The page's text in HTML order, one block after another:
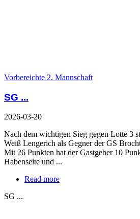
Vorbereichte 2. Mannschaft
SG ...
2026-03-20
Nach dem wichtigen Sieg gegen Lotte 3
Weiß Lengerich als Gegner der GS
Mit 26 Punkten hat der Gastgeber 10
Habenseite und ...
Read more
SG ...